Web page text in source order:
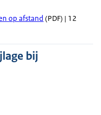
op afstand (PDF) | 12
bij